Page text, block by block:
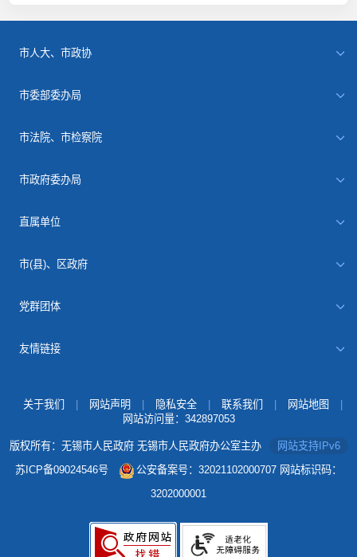
市人大、市政协
市委部委办局
市法院、市检察院
市政府委办局
直属单位
市(县)、区政府
党群团体
友情链接
关于我们 网站声明 隐私安全 联系我们 网站地图
网站访问量： 342897053
版权所有：无锡市人民政府 无锡市人民政府办公室主办
网站支持IPv6
苏ICP备09024546号
公安备案号：32021102000707 网站标识码：
3202000001